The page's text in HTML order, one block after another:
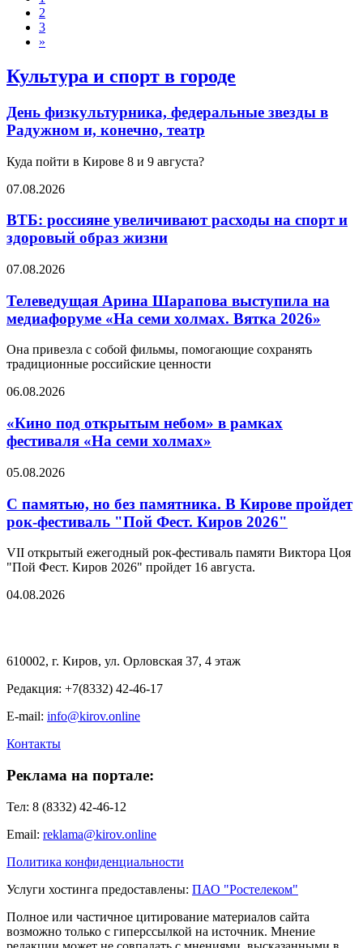
2
3
»
Культура и спорт в городе
День физкультурника, федеральные звезды в
Радужном и, конечно, театр
Куда пойти в Кирове 8 и 9 августа?
07.08.2026
ВТБ: россияне увеличивают расходы на спорт и
здоровый образ жизни
07.08.2026
Телеведущая Арина Шарапова выступила на
медиафоруме «На семи холмах. Вятка 2026»
Она привезла с собой фильмы, помогающие сохранять
традиционные российские ценности
06.08.2026
«Кино под открытым небом» в рамках
фестиваля «На семи холмах»
05.08.2026
С памятью, но без памятника. В Кирове пройдет
рок-фестиваль "Пой Фест. Киров 2026"
VII открытый ежегодный рок-фестиваль памяти Виктора Цоя
"Пой Фест. Киров 2026" пройдет 16 августа.
04.08.2026
610002, г. Киров, ул. Орловская 37, 4 этаж
Редакция: +7(8332) 42-46-17
E-mail: info@kirov.online
Контакты
Реклама на портале:
Тел: 8 (8332) 42-46-12
Email: reklama@kirov.online
Политика конфиденциальности
Услуги хостинга предоставлены: ПАО "Ростелеком"
Полное или частичное цитирование материалов сайта
возможно только с гиперссылкой на источник. Мнение